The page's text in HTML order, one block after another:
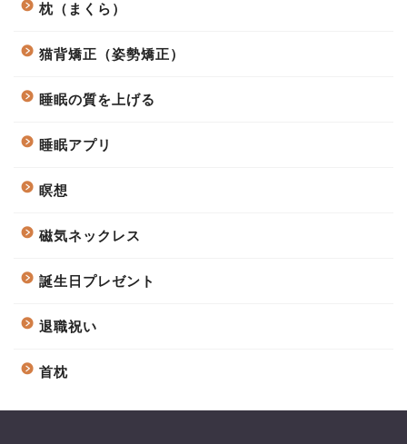
枕（まくら）
猫背矯正（姿勢矯正）
睡眠の質を上げる
睡眠アプリ
瞑想
磁気ネックレス
誕生日プレゼント
退職祝い
首枕